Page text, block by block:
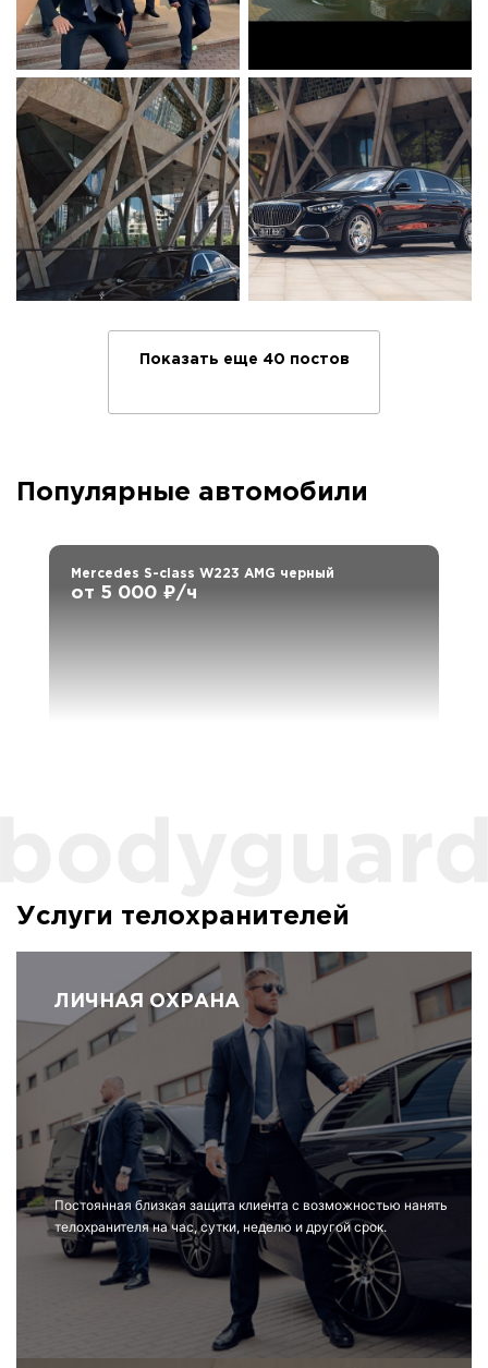
Показать еще 40 постов
Популярные автомобили
Mercedes S-class W223 AMG черный
от 5 000 ₽/ч
Услуги телохранителей
ЛИЧНАЯ ОХРАНА
Постоянная близкая защита клиента с возможностью нанять
телохранителя на час, сутки, неделю и другой срок.